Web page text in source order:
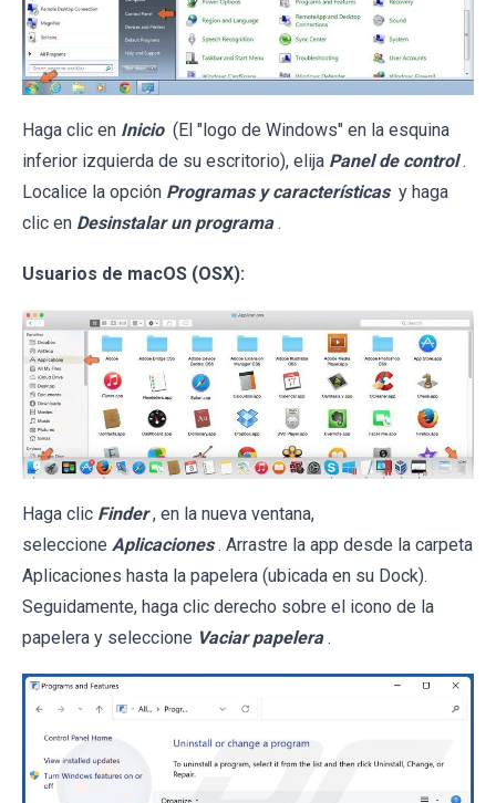
Haga clic en Inicio (El "logo de Windows" en la esquina
inferior izquierda de su escritorio), elija Panel de control .
Localice la opción Programas y características y haga
clic en Desinstalar un programa .
Usuarios de macOS (OSX):
Haga clic Finder , en la nueva ventana,
seleccione Aplicaciones . Arrastre la app desde la carpeta
Aplicaciones hasta la papelera (ubicada en su Dock).
Seguidamente, haga clic derecho sobre el icono de la
papelera y seleccione Vaciar papelera .